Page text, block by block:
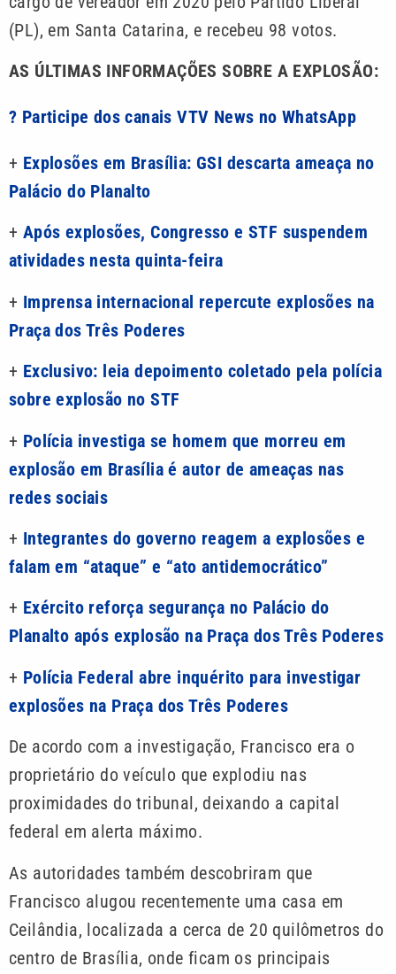
(PL), em Santa Catarina, e recebeu 98 votos.
AS ÚLTIMAS INFORMAÇÕES SOBRE A EXPLOSÃO:
? Participe dos canais VTV News no WhatsApp
+ Explosões em Brasília: GSI descarta ameaça no
Palácio do Planalto
+ Após explosões, Congresso e STF suspendem
atividades nesta quinta-feira
+ Imprensa internacional repercute explosões na
Praça dos Três Poderes
+ Exclusivo: leia depoimento coletado pela polícia
sobre explosão no STF
+ Polícia investiga se homem que morreu em
explosão em Brasília é autor de ameaças nas
redes sociais
+ Integrantes do governo reagem a explosões e
falam em “ataque” e “ato antidemocrático”
+ Exército reforça segurança no Palácio do
Planalto após explosão na Praça dos Três Poderes
+ Polícia Federal abre inquérito para investigar
explosões na Praça dos Três Poderes
De acordo com a investigação, Francisco era o
proprietário do veículo que explodiu nas
proximidades do tribunal, deixando a capital
federal em alerta máximo.
As autoridades também descobriram que
Francisco alugou recentemente uma casa em
Ceilândia, localizada a cerca de 20 quilômetros do
centro de Brasília, onde ficam os principais